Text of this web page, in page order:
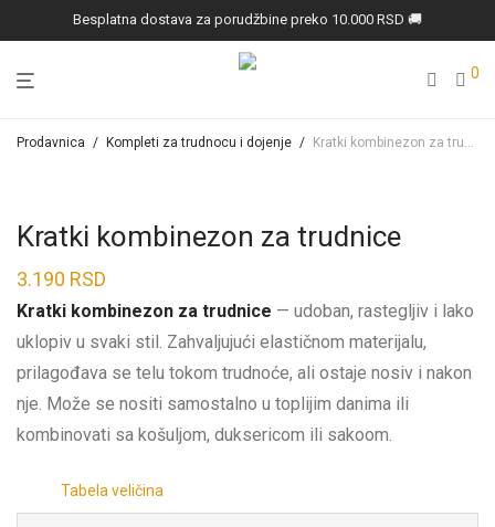
Besplatna dostava za porudžbine preko 10.000 RSD 🚚
0
Prodavnica / Kompleti za trudnocu i dojenje / Kratki kombinezon za trudnice
Kratki kombinezon za trudnice
3.190 RSD
Kratki kombinezon za trudnice — udoban, rastegljiv i lako
uklopiv u svaki stil. Zahvaljujući elastičnom materijalu,
prilagođava se telu tokom trudnoće, ali ostaje nosiv i nakon
nje. Može se nositi samostalno u toplijim danima ili
kombinovati sa košuljom, duksericom ili sakoom.
Tabela veličina